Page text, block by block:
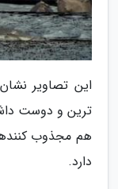
این تصاویر
ترین و دوست
هم مجذوب
دارد.